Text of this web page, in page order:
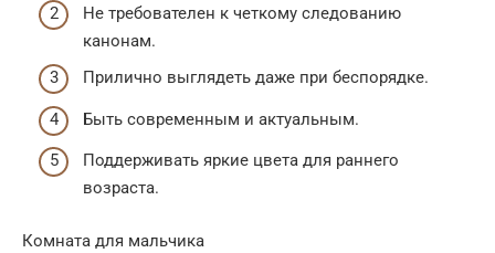
Не требователен к четкому следованию
канонам.
Прилично выглядеть даже при беспорядке.
Быть современным и актуальным.
Поддерживать яркие цвета для раннего
возраста.
Комната для мальчика